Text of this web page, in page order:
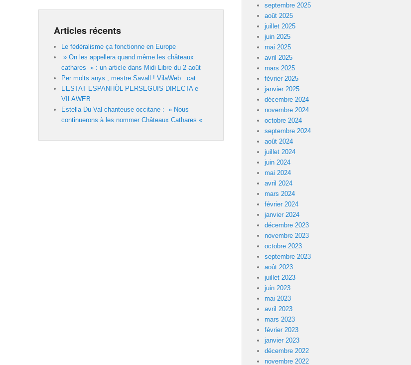
Articles récents
Le fédéralisme ça fonctionne en Europe
» On les appellera quand même les châteaux
cathares » : un article dans Midi Libre du 2 août
Per molts anys , mestre Savall ! VilaWeb . cat
L’ESTAT ESPANHÒL PERSEGUIS DIRECTA e
VILAWEB
Estella Du Val chanteuse occitane : » Nous
continuerons à les nommer Châteaux Cathares «
septembre 2025
août 2025
juillet 2025
juin 2025
mai 2025
avril 2025
mars 2025
février 2025
janvier 2025
décembre 2024
novembre 2024
octobre 2024
septembre 2024
août 2024
juillet 2024
juin 2024
mai 2024
avril 2024
mars 2024
février 2024
janvier 2024
décembre 2023
novembre 2023
octobre 2023
septembre 2023
août 2023
juillet 2023
juin 2023
mai 2023
avril 2023
mars 2023
février 2023
janvier 2023
décembre 2022
novembre 2022